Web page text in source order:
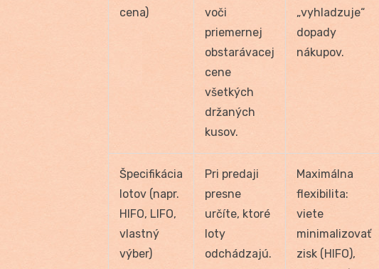
cena)
voči
priemernej
obstarávacej
cene
všetkých
držaných
kusov.
„vyhladzuje“
dopady
nákupov.
Špecifikácia
lotov (napr.
HIFO, LIFO,
vlastný
výber)
Pri predaji
presne
určíte, ktoré
loty
odchádzajú.
Maximálna
flexibilita:
viete
minimalizovať
zisk (HIFO),